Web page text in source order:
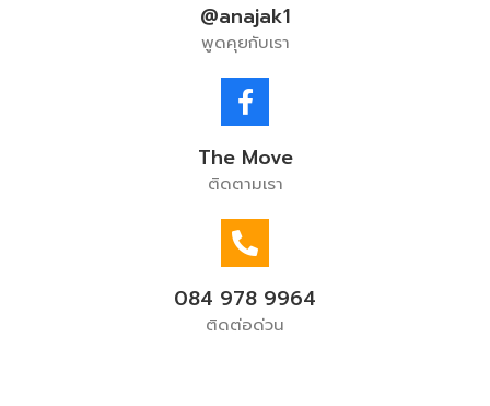
@anajak1
พูดคุยกับเรา
The Move
ติดตามเรา
084 978 9964
ติดต่อด่วน